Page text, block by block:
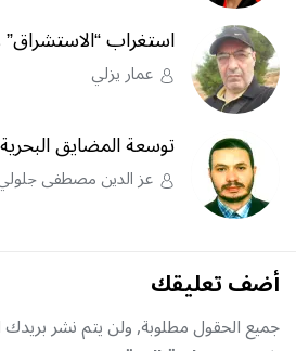
استغراب “الاستشراق”
عمار يزلي
توسعة المضايق
عز الدين مصطفى
أضف تعليقك
جميع الحقول مطلوبة, ولن يتم نشر